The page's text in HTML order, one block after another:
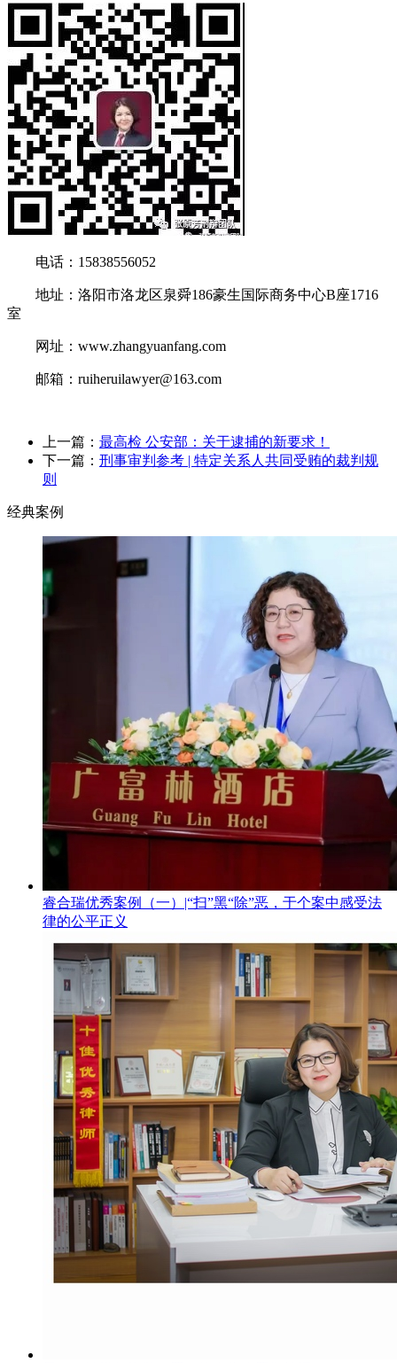
电话：15838556052
地址：洛阳市洛龙区泉舜186豪生国际商务中心B座1716
室
网址：www.zhangyuanfang.com
邮箱：ruiheruilawyer@163.com
上一篇： 最高检 公安部：关于逮捕的新要求！
下一篇： 刑事审判参考 | 特定关系人共同受贿的裁判规
则
经典案例
睿合瑞优秀案例（一）|“扫”黑“除”恶，于个案中感受法
律的公平正义